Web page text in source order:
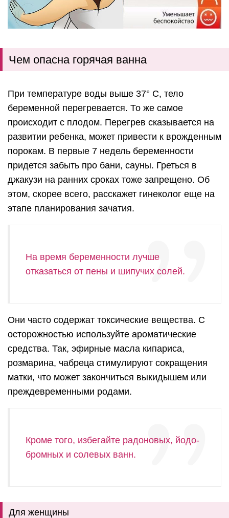
Чем опасна горячая ванна
При температуре воды выше 37° С, тело
беременной перегревается. То же самое
происходит с плодом. Перегрев сказывается на
развитии ребенка, может привести к врожденным
порокам. В первые 7 недель беременности
придется забыть про бани, сауны. Греться в
джакузи на ранних сроках тоже запрещено. Об
этом, скорее всего, расскажет гинеколог еще на
этапе планирования зачатия.
На время беременности лучше
отказаться от пены и шипучих солей.
Они часто содержат токсические вещества. С
осторожностью используйте ароматические
средства. Так, эфирные масла кипариса,
розмарина, чабреца стимулируют сокращения
матки, что может закончиться выкидышем или
преждевременными родами.
Кроме того, избегайте радоновых, йодо-
бромных и солевых ванн.
Для женщины